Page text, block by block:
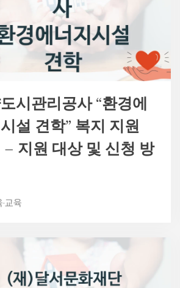
시관리공사 “환경에
설 견학” 복지 지원
– 지원 대상 및 신청 방
·교육